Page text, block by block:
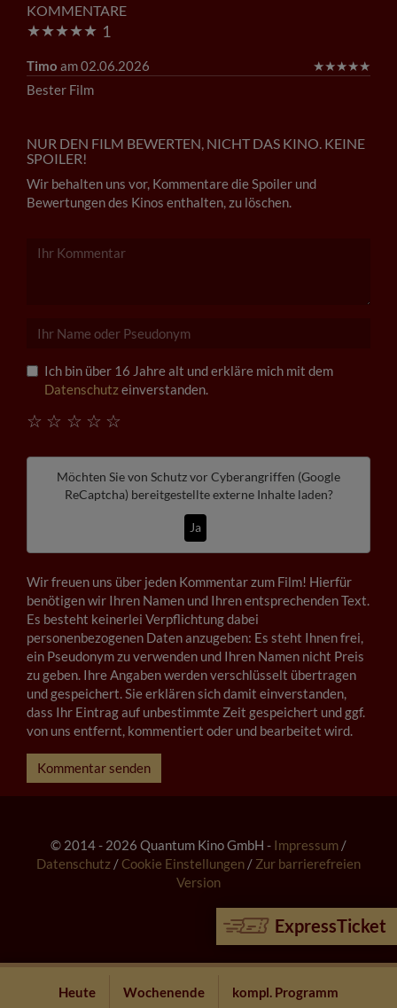
Heute Wochenende kompl. Programm
ExpressTicket
KOMMENTARE
★★★★★ 1
Timo am 02.06.2026 ★★★★★
Bester Film
NUR DEN FILM BEWERTEN, NICHT DAS KINO. KEINE
SPOILER!
Wir behalten uns vor, Kommentare die Spoiler und
Bewertungen des Kinos enthalten, zu löschen.
Ich bin über 16 Jahre alt und erkläre mich mit dem
Datenschutzeinverstanden.
☆
☆
☆
☆
☆
Möchten Sie von Schutz vor Cyberangriffen (Google
ReCaptcha) bereitgestellte externe Inhalte laden?
Ja
Wir freuen uns über jeden Kommentar zum Film! Hierfür
benötigen wir Ihren Namen und Ihren entsprechenden Text.
Es besteht keinerlei Verpflichtung dabei
personenbezogenen Daten anzugeben: Es steht Ihnen frei,
ein Pseudonym zu verwenden und Ihren Namen nicht Preis
zu geben. Ihre Angaben werden verschlüsselt übertragen
und gespeichert. Sie erklären sich damit einverstanden,
dass Ihr Eintrag auf unbestimmte Zeit gespeichert und ggf.
von uns entfernt, kommentiert oder und bearbeitet wird.
Kommentar senden
© 2014 - 2026 Quantum Kino GmbH - Impressum /
Datenschutz / Cookie Einstellungen / Zur barrierefreien
Version